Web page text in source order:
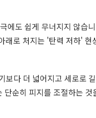
에도 쉽게 무너지지 않습
래로 처지는 '탄력 저하' 현
보다 더 넓어지고 세로로
순히 피지를 조절하는 것